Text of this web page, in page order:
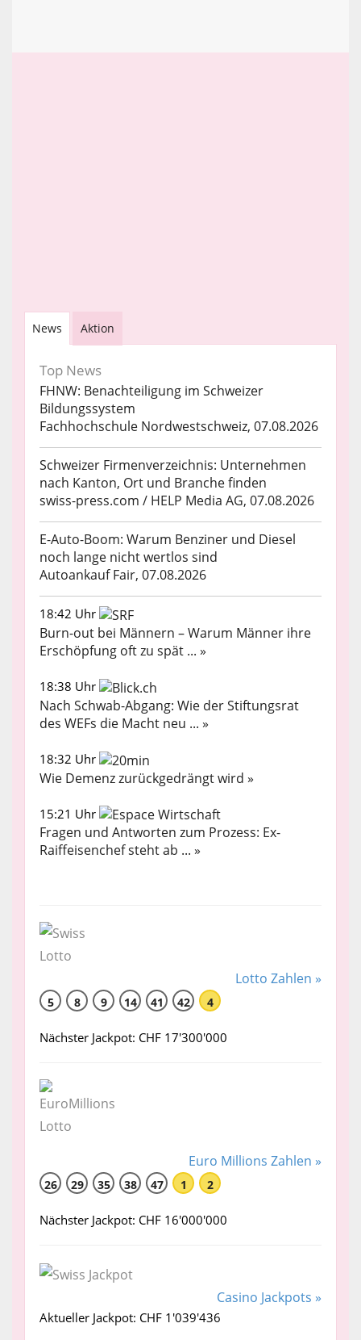
News Aktion
Top News
FHNW: Benachteiligung im Schweizer
Bildungssystem
Fachhochschule Nordwestschweiz, 07.08.2026
Schweizer Firmenverzeichnis: Unternehmen
nach Kanton, Ort und Branche finden
swiss-press.com / HELP Media AG, 07.08.2026
E-Auto-Boom: Warum Benziner und Diesel
noch lange nicht wertlos sind
Autoankauf Fair, 07.08.2026
18:42 Uhr
Burn-out bei Männern – Warum Männer ihre
Erschöpfung oft zu spät ... »
18:38 Uhr
Nach Schwab-Abgang: Wie der Stiftungsrat
des WEFs die Macht neu ... »
18:32 Uhr
Wie Demenz zurückgedrängt wird »
15:21 Uhr
Fragen und Antworten zum Prozess: Ex-
Raiffeisenchef steht ab ... »
Lotto Zahlen »
5 8 9 14 41 42 4
Nächster Jackpot: CHF 17'300'000
Euro Millions Zahlen »
26 29 35 38 47 1 2
Nächster Jackpot: CHF 16'000'000
Casino Jackpots »
Aktueller Jackpot: CHF 1'039'436